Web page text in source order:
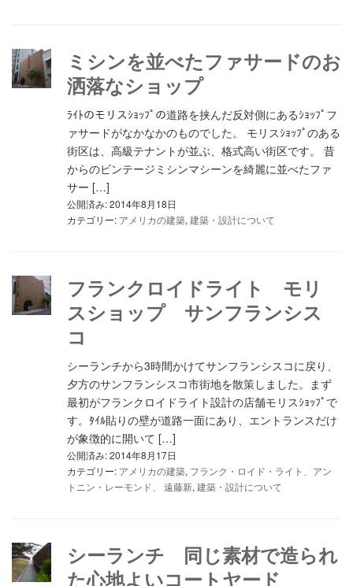
ミシンを並べたファサードのお
洒落なショップ
ﾗｲﾄのモリスｼｮｯﾌﾟの道路を挟んだ反対側にあるｼｮｯﾌﾟフ
ァサードがなかなかのものでした。 モリスｼｮｯﾌﾟのある
街区は、高級テナントが並ぶ、格式高い街区です。 昔
からのビンテージミシンマシーンを綺麗に並べたファ
サー […]
公開済み: 2014年8月18日
カテゴリー: アメリカの建築, 建築・設計について
フランクロイドライト モリ
スショップ サンフランシス
コ
シーランチから3時間かけてサンフランシスコに戻り、
夕方のサンフランシスコ市街地を散策しました。まず
最初がフランクロイドライト設計の店舗モリスｼｮｯﾌﾟで
す。ﾀｲﾙ貼りの壁が道路一面にあり、エントランスだけ
が象徴的に開いて […]
公開済み: 2014年8月17日
カテゴリー: アメリカの建築, フランク・ロイド・ライト、アン
トニン・レーモンド、 遠藤新, 建築・設計について
シーランチ 同じ素材で造られ
た心地よいコートヤード